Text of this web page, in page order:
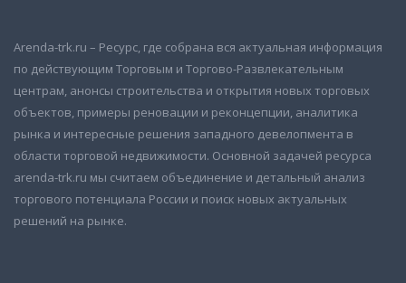
Arenda-trk.ru – Ресурс, где собрана вся актуальная информация
по действующим Торговым и Торгово-Развлекательным
центрам, анонсы строительства и открытия новых торговых
объектов, примеры реновации и реконцепции, аналитика
рынка и интересные решения западного девелопмента в
области торговой недвижимости. Основной задачей ресурса
arenda-trk.ru мы считаем объединение и детальный анализ
торгового потенциала России и поиск новых актуальных
решений на рынке.